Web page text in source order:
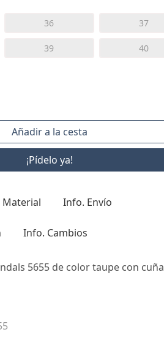
36 37
39 40
¡Pídelo ya!
Material Info. Envío
Info. Cambios
5655 de color taupe con cuña